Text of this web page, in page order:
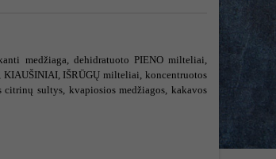
medžiaga, dehidratuoto PIENO milteliai,
IŠRŪGŲ milteliai, koncentruotos
sultys, kvapiosios medžiagos, kakavos